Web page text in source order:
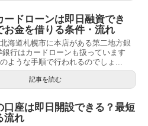
ードローンは即日融資でき
お金を借りる条件・流れ
海道札幌市に本店がある第二地方銀
行はカードローンも扱っています
ような手順で行われるのでしょ...
記事を読む
口座は即日開設できる？最短
流れ